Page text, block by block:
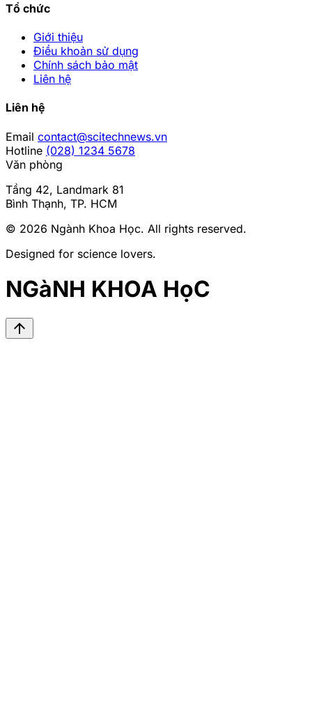
Tổ chức
Giới thiệu
Điều khoản sử dụng
Chính sách bảo mật
Liên hệ
Liên hệ
Email contact@scitechnews.vn
Hotline (028) 1234 5678
Văn phòng
Tầng 42, Landmark 81
Bình Thạnh, TP. HCM
© 2026 Ngành Khoa Học. All rights reserved.
Designed for science lovers.
NGàNH KHOA HọC
arrow_upward